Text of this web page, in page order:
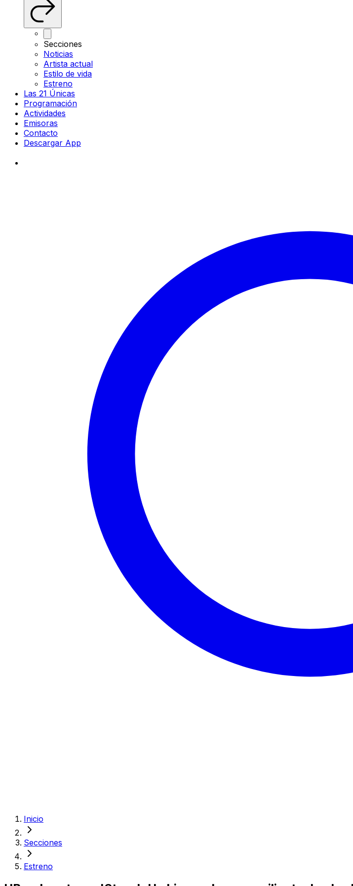
Secciones
Noticias
Artista actual
Estilo de vida
Estreno
Las 21 Únicas
Programación
Actividades
Emisoras
Contacto
Descargar App
Inicio
Secciones
Estreno